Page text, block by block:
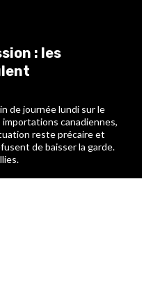
: les
de journée lundi sur le
canadiennes,
reste précaire et
de baisser la garde.